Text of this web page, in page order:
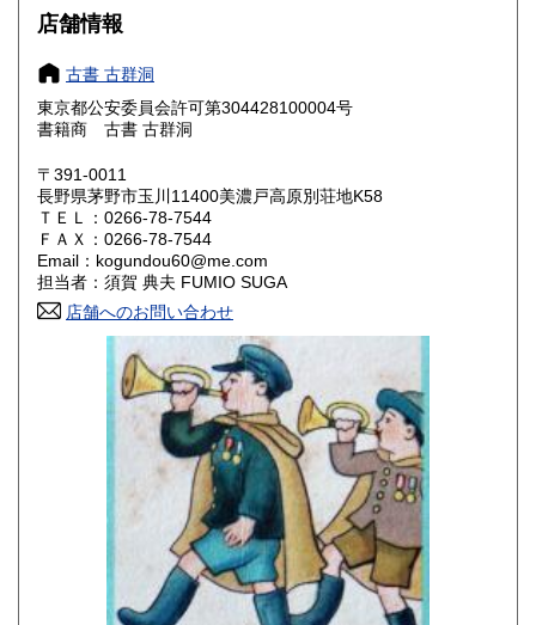
大阪府
奈良県
鳥取県
岡山県 430円 広島県
山口県 430円
香川県
430円 福岡県
430円 長崎県
430円 大分県
430円 鹿児島県
430円
店舗情報
古書 古群洞
東京都公安委員会許可第304428100004号
書籍商 古書 古群洞
〒391-0011
長野県茅野市玉川11400美濃戸高原別荘地K58
ＴＥＬ：0266-78-7544
ＦＡＸ：0266-78-7544
Email：kogundou60@me.com
担当者：須賀 典夫 FUMIO SUGA
店舗へのお問い合わせ